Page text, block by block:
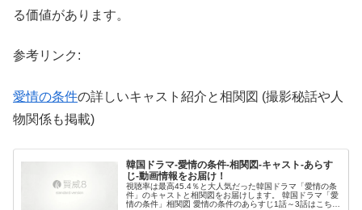
る価値があります。
参考リンク:
愛情の条件の詳しいキャスト紹介と相関図 (撮影秘話や人
物関係も掲載)
韓国ドラマ-愛情の条件-相関図-キャスト-あらす
じ-動画情報をお届け！
視聴率は最高45.4％と大人気だった韓国ドラマ「愛情の条
件」のキャストと相関図をお届けします。 韓国ドラマ「愛
情の条件」相関図 愛情の条件のあらすじ1話～3話はこちら